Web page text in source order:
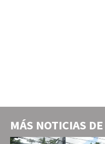
MÁS NOTICIAS DE